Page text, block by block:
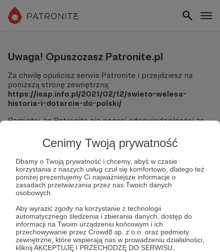
Cenimy Twoją prywatność
Dbamy o Twoją prywatność i chcemy, abyś w czasie
korzystania z naszych usług czuł się komfortowo, dlatego też
poniżej prezentujemy Ci najważniejsze informacje o
zasadach przetwarzania przez nas Twoich danych
osobowych.
Aby wyrazić zgody na korzystanie z technologii
automatycznego śledzenia i zbierania danych, dostęp do
informacji na Twoim urządzeniu końcowym i ich
przechowywanie przez Crowd8 sp. z o.o. oraz podmioty
zewnętrzne, które wspierają nas w prowadzeniu działalności,
kliknij AKCEPTUJĘ I PRZECHODZĘ DO SERWISU.
Uwaga! Opuszczasz Patronite.pl
Za chwilę opuścisz serwis Patronite i przejdziesz na
poniższą stronę zewnętrzną:
https://isap.info.pl/2021/02/12/swieto-welesa-
historia-i-dotarcie-do-polski/
Pamiętaj, że Patronite nie ponosi odpowiedzialności za
Nie podawaj swoich danych logowania ani informacji
Sprawdź dokładnie adres URL, zanim klikniesz przycisk
"Tak, przejdź do strony".
Jeśli masz wątpliwości, wróć do Patronite i zweryfikuj
link.
Czy na pewno chcesz kontynuować?
Tak, przejdź do strony